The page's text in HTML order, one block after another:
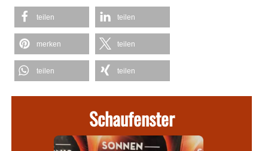
teilen teilen
merken teilen
teilen teilen
Schaufenster